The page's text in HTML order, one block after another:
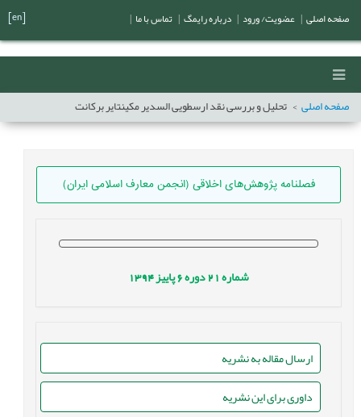
صفحه اصلی تحلیل و بررسی نقد ارسطویی السدیر مکینتایر برکانت
فصلنامه پژوهش‌های اخلاقی (انجمن معارف اسلامی ایران)
شماره21 دوره6 پاییز1394
ارسال مقاله به نشریه
داوری برای این نشریه
صفحه اصلی عضویت/ ورود درباره رایمگ تماس با ما